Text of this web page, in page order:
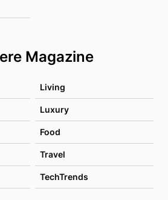
Magazine
Living
Luxury
Food
Travel
TechTrends